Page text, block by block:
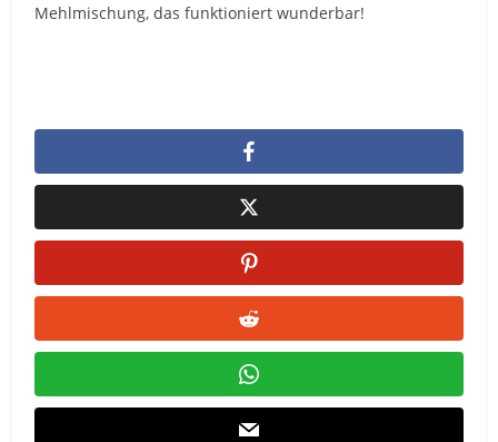
Mehlmischung, das funktioniert wunderbar!